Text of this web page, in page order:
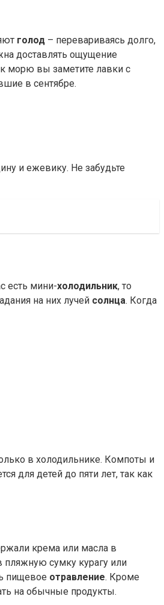
голод – перевариваясь долго,
доставлять ощущение
к морю вы заметите лавки с
в сентябре.
и ежевику. Не забудьте
есть мини-холодильник, то
на них лучей солнца. Когда
в холодильнике. Компоты и
для детей до пяти лет, так как
крема или масла в
сумку курагу или
пищевое отравление. Кроме
на обычные продукты.